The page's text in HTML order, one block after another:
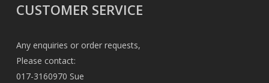
CUSTOMER SERVICE
Any enquiries or order requests,
Please contact:
017-3160970 Sue